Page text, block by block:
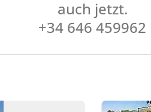
auch jetzt.
+34 646 459962